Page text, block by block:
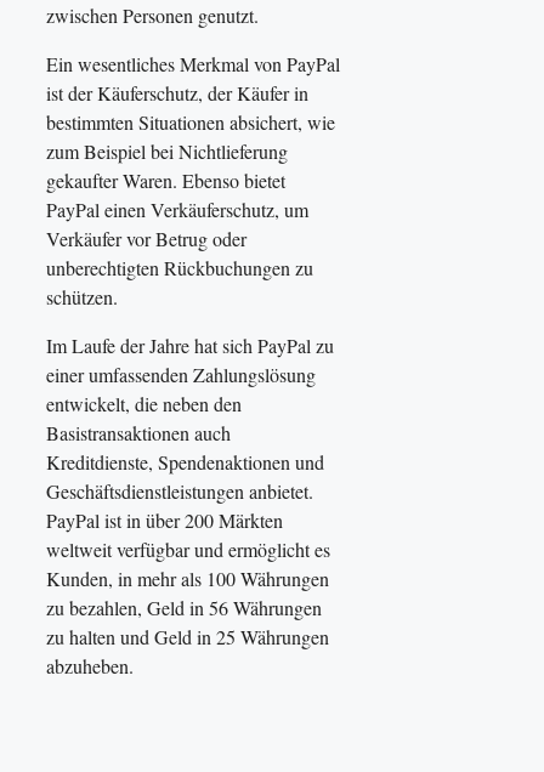
zwischen Personen genutzt.
Ein wesentliches Merkmal von PayPal
ist der Käuferschutz, der Käufer in
bestimmten Situationen absichert, wie
zum Beispiel bei Nichtlieferung
gekaufter Waren. Ebenso bietet
PayPal einen Verkäuferschutz, um
Verkäufer vor Betrug oder
unberechtigten Rückbuchungen zu
schützen.
Im Laufe der Jahre hat sich PayPal zu
einer umfassenden Zahlungslösung
entwickelt, die neben den
Basistransaktionen auch
Kreditdienste, Spendenaktionen und
Geschäftsdienstleistungen anbietet.
PayPal ist in über 200 Märkten
weltweit verfügbar und ermöglicht es
Kunden, in mehr als 100 Währungen
zu bezahlen, Geld in 56 Währungen
zu halten und Geld in 25 Währungen
abzuheben.